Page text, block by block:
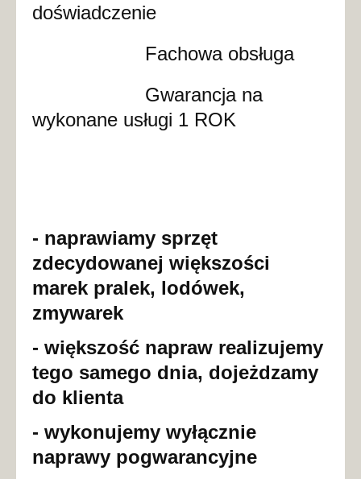
doświadczenie
Fachowa obsługa
Gwarancja na
wykonane usługi 1 ROK
- naprawiamy sprzęt
zdecydowanej większości
marek pralek, lodówek,
zmywarek
- większość napraw realizujemy
tego samego dnia, dojeżdzamy
do klienta
- wykonujemy wyłącznie
naprawy pogwarancyjne